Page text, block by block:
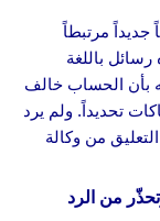
جديداً مرتبطاً
باللغة
بأن الحساب خالف
تحديداً. ولم يرد
من وكالة
من الرد